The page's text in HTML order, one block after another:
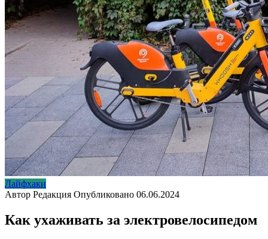
Лайфхаки
Автор Редакция Опубликовано 06.06.2024
Как ухаживать за электровелосипедом